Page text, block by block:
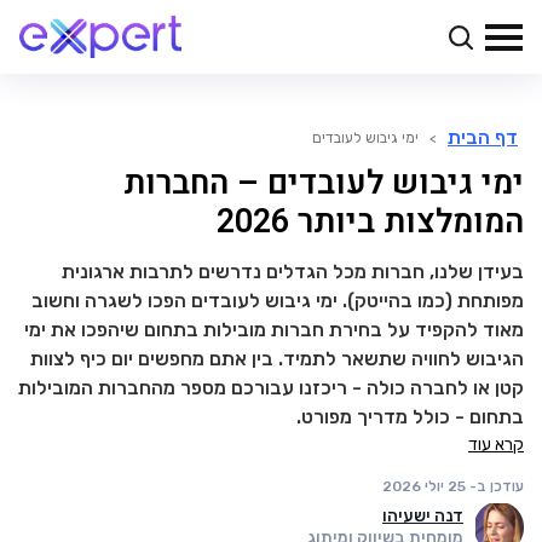
דף הבית > ימי גיבוש לעובדים
ימי גיבוש לעובדים – החברות
המומלצות ביותר 2026
בעידן שלנו, חברות מכל הגדלים נדרשים לתרבות ארגונית
מפותחת (כמו בהייטק). ימי גיבוש לעובדים הפכו לשגרה וחשוב
מאוד להקפיד על בחירת חברות מובילות בתחום שיהפכו את ימי
הגיבוש לחוויה שתשאר לתמיד. בין אתם מחפשים יום כיף לצוות
קטן או לחברה כולה - ריכזנו עבורכם מספר מהחברות המובילות
בתחום - כולל מדריך מפורט.
קרא עוד
עודכן ב- 25 יולי 2026
דנה ישעיהו